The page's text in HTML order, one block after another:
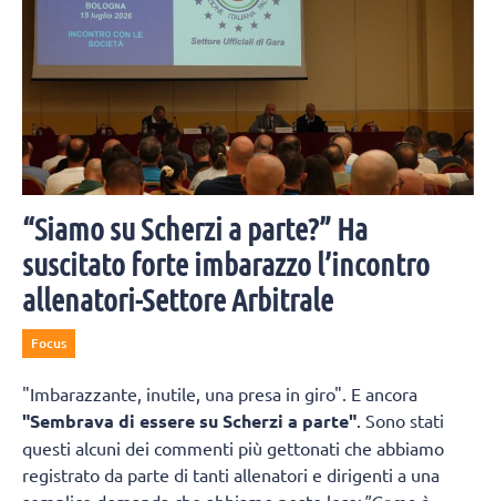
“Siamo su Scherzi a parte?” Ha
suscitato forte imbarazzo l’incontro
allenatori-Settore Arbitrale
Focus
"Imbarazzante, inutile, una presa in giro". E ancora
"Sembrava di essere su Scherzi a parte" . Sono stati
questi alcuni dei commenti più gettonati che abbiamo
registrato da parte di tanti allenatori e dirigenti a una